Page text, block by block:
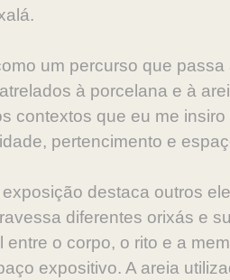
um percurso que
à porcelana e à
contextos que eu me
pertencimento e
destaca outros
diferentes orixás e
entre o corpo, o rito e a
expositivo. A areia